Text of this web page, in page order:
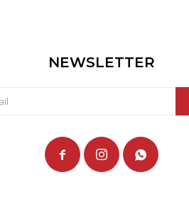
NEWSLETTER
  